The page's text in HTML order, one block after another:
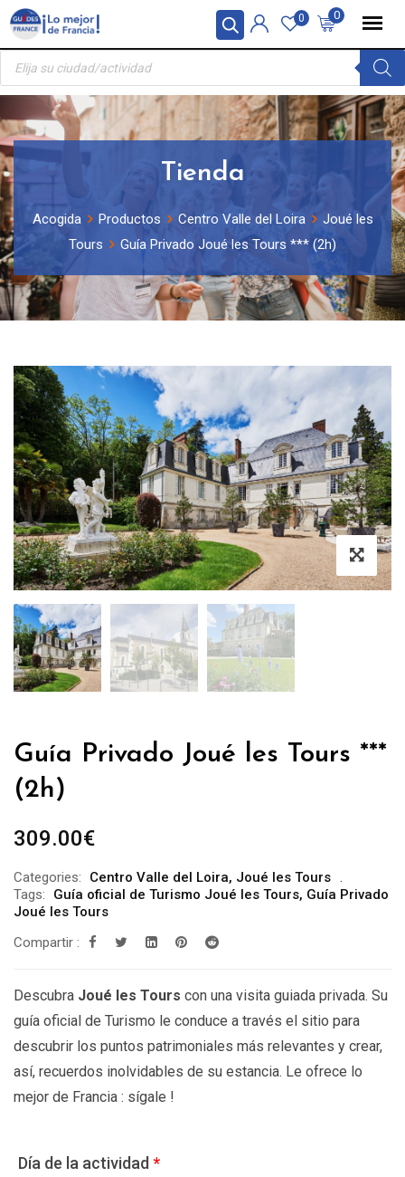
Panel de gestión de cookies
Skip
content
0
0
Búsqueda
productos
Tienda
Acogida Productos Centro Valle del Loira
Joué les
Tours
Guía Privado Joué les Tours *** (2h)
Guía Privado Joué les Tours ***
(2h)
309.00€
Categories: Centro Valle del Loira, Joué les Tours
Tags:
Guía oficial de Turismo Joué les Tours, Guía Privado
Joué les Tours
Compartir :
Descubra Joué les Tours con una visita guiada privada. Su
guía oficial de Turismo le conduce a través el sitio para
descubrir los puntos patrimoniales más relevantes y crear,
así, recuerdos inolvidables de su estancia. Le ofrece lo
mejor de Francia : sígale !
Día de la actividad*